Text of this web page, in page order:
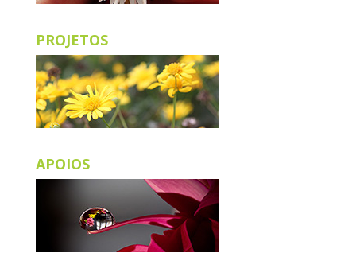
PROJETOS
APOIOS